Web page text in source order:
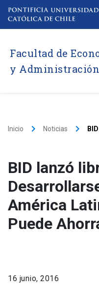
Facultad de
y Administración
Inicio keyboard_arrow_right Noticias keyboard_arrow_right
BID lanzó
América
Puede
16 junio, 2016